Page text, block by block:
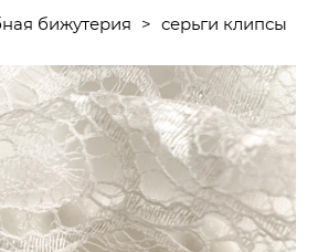
бижутерия >
серьги клипсы